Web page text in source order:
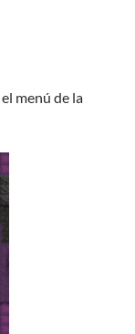
menú de la